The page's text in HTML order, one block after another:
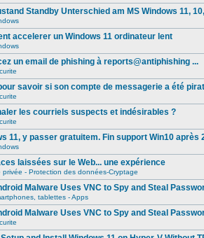
Standby Unterschied am MS Windows 11,
accelerer un Windows 11 ordinateur lent
un email de phishing à reports@antiphishing ...
savoir si son compte de messagerie a été
les courriels suspects et indésirables ?
11, y passer gratuitem. Fin support Win10 après
laissées sur le Web... une expérience
privée - Protection des données-Cryptage
Malware Uses VNC to Spy and Steal
tablettes - Apps
Malware Uses VNC to Spy and Steal